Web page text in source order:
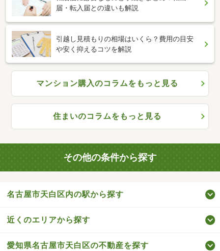
届・転入届との違いも解説
引越し見積もりの相場はいくら？費用の目安
や安く抑えるコツを解説
マンション購入のコラムをもっと見る
住まいのコラムをもっと見る
その他の条件から探す
名古屋市天白区内の駅から探す
近くのエリアから探す
愛知県名古屋市天白区の不動産を探す